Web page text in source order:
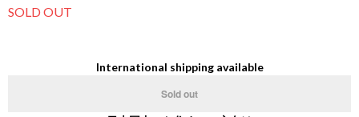
SOLD OUT
International shipping available
Sold out